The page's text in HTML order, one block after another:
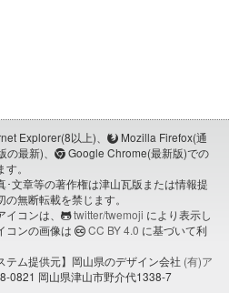
Explorer(8以上)、
Mozilla Firefox(通
最新)、
Google Chrome(最新版)での
。
･文章等の著作権は津山瓦版または情報提
無断転載を禁じます。
コンは、
twitter/twemoji により表示し
コンの画像は
CC BY 4.0 に基づいて利
テム提供元】岡山県のデザイン会社 (有)ア
0821 岡山県津山市野介代1338-7